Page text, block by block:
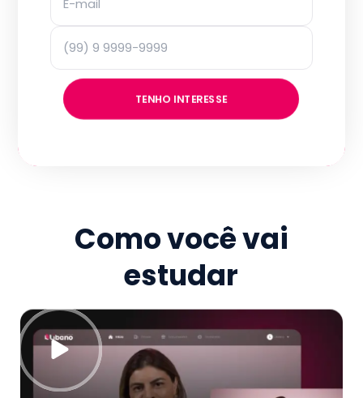
TENHO INTERESSE
Como você vai
estudar